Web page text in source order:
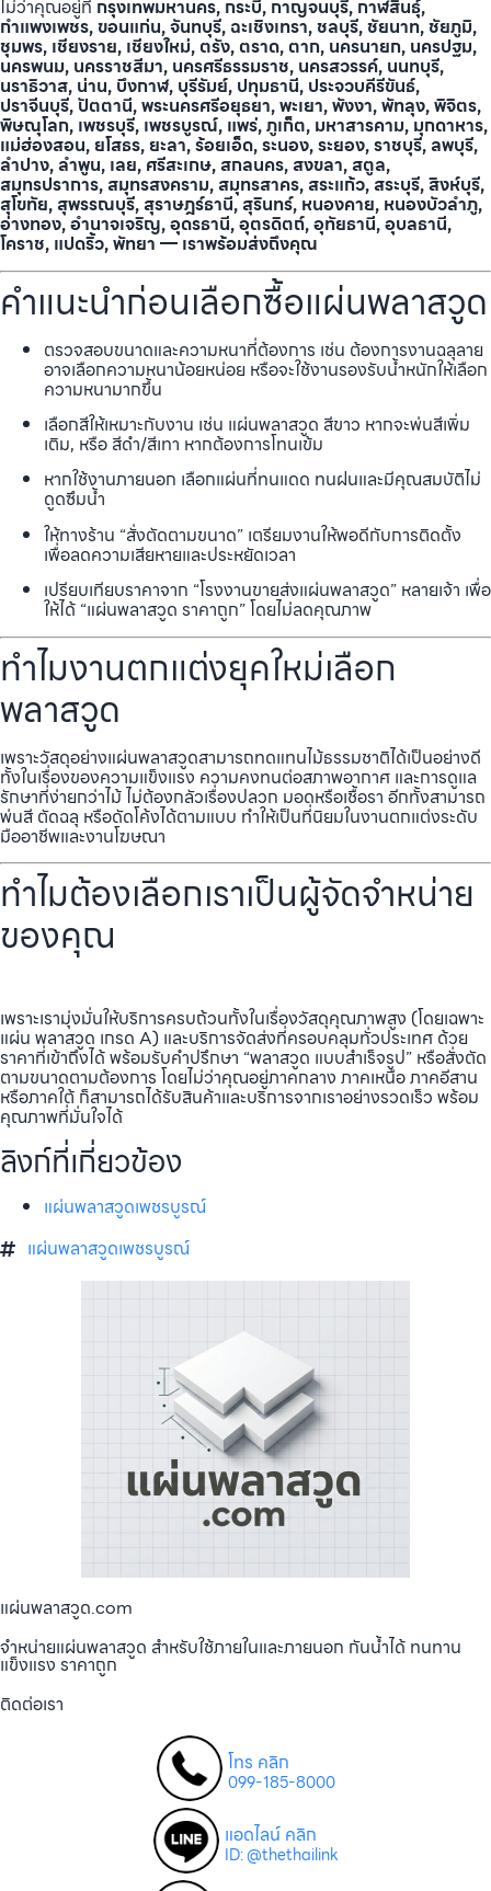
ไม่ว่าคุณอยู่ที่ กรุงเทพมหานคร, กระบี่, กาญจนบุรี, กาฬสินธุ์,
กำแพงเพชร, ขอนแก่น, จันทบุรี, ฉะเชิงเทรา, ชลบุรี, ชัยนาท, ชัยภูมิ,
ชุมพร, เชียงราย, เชียงใหม่, ตรัง, ตราด, ตาก, นครนายก, นครปฐม,
นครพนม, นครราชสีมา, นครศรีธรรมราช, นครสวรรค์, นนทบุรี,
นราธิวาส, น่าน, บึงกาฬ, บุรีรัมย์, ปทุมธานี, ประจวบคีรีขันธ์,
ปราจีนบุรี, ปัตตานี, พระนครศรีอยุธยา, พะเยา, พังงา, พัทลุง, พิจิตร,
พิษณุโลก, เพชรบุรี, เพชรบูรณ์, แพร่, ภูเก็ต, มหาสารคาม, มุกดาหาร,
แม่ฮ่องสอน, ยโสธร, ยะลา, ร้อยเอ็ด, ระนอง, ระยอง, ราชบุรี, ลพบุรี,
ลำปาง, ลำพูน, เลย, ศรีสะเกษ, สกลนคร, สงขลา, สตูล,
สมุทรปราการ, สมุทรสงคราม, สมุทรสาคร, สระแก้ว, สระบุรี, สิงห์บุรี,
สุโขทัย, สุพรรณบุรี, สุราษฎร์ธานี, สุรินทร์, หนองคาย, หนองบัวลำภู,
อ่างทอง, อำนาจเจริญ, อุดรธานี, อุตรดิตถ์, อุทัยธานี, อุบลธานี,
โคราช, แปดริ้ว, พัทยา — เราพร้อมส่งถึงคุณ
คำแนะนำก่อนเลือกซื้อแผ่นพลาสวูด
ตรวจสอบขนาดและความหนาที่ต้องการ เช่น ต้องการงานฉลุลาย
อาจเลือกความหนาน้อยหน่อย หรือจะใช้งานรองรับน้ำหนักให้เลือก
ความหนามากขึ้น
เลือกสีให้เหมาะกับงาน เช่น แผ่นพลาสวูด สีขาว หากจะพ่นสีเพิ่ม
เติม, หรือ สีดำ/สีเทา หากต้องการโทนเข้ม
หากใช้งานภายนอก เลือกแผ่นที่ทนแดด ทนฝนและมีคุณสมบัติไม่
ดูดซึมน้ำ
ให้ทางร้าน “สั่งตัดตามขนาด” เตรียมงานให้พอดีกับการติดตั้ง
เพื่อลดความเสียหายและประหยัดเวลา
เปรียบเทียบราคาจาก “โรงงานขายส่งแผ่นพลาสวูด” หลายเจ้า เพื่อ
ให้ได้ “แผ่นพลาสวูด ราคาถูก” โดยไม่ลดคุณภาพ
ทำไมงานตกแต่งยุคใหม่เลือก
พลาสวูด
เพราะวัสดุอย่างแผ่นพลาสวูดสามารถทดแทนไม้ธรรมชาติได้เป็นอย่างดี
ทั้งในเรื่องของความแข็งแรง ความคงทนต่อสภาพอากาศ และการดูแล
รักษาที่ง่ายกว่าไม้ ไม่ต้องกลัวเรื่องปลวก มอดหรือเชื้อรา อีกทั้งสามารถ
พ่นสี ตัดฉลุ หรือดัดโค้งได้ตามแบบ ทำให้เป็นที่นิยมในงานตกแต่งระดับ
มืออาชีพและงานโฆษณา
ทำไมต้องเลือกเราเป็นผู้จัดจำหน่าย
ของคุณ
เพราะเรามุ่งมั่นให้บริการครบถ้วนทั้งในเรื่องวัสดุคุณภาพสูง (โดยเฉพาะ
แผ่น พลาสวูด เกรด A) และบริการจัดส่งที่ครอบคลุมทั่วประเทศ ด้วย
ราคาที่เข้าถึงได้ พร้อมรับคำปรึกษา “พลาสวูด แบบสำเร็จรูป” หรือสั่งตัด
ตามขนาดตามต้องการ โดยไม่ว่าคุณอยู่ภาคกลาง ภาคเหนือ ภาคอีสาน
หรือภาคใต้ ก็สามารถได้รับสินค้าและบริการจากเราอย่างรวดเร็ว พร้อม
คุณภาพที่มั่นใจได้
ลิงก์ที่เกี่ยวข้อง
แผ่นพลาสวูดเพชรบูรณ์
แผ่นพลาสวูดเพชรบูรณ์
แผ่นพลาสวูด.com
จำหน่ายแผ่นพลาสวูด สำหรับใช้ภายในและภายนอก กันน้ำได้ ทนทาน
แข็งแรง ราคาถูก
ติดต่อเรา
โทร คลิก
099-185-8000
แอดไลน์ คลิก
ID: @thethailink